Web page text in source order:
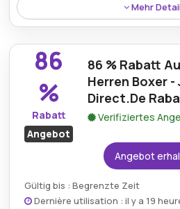
Mehr
Mit einem speziellen
erhalten Sie einen
€ auf stylische Jeans.
86
%
Rabatt
Angebot
86 % Rabatt
Herren Boxer -
Direct.De
Verifiziertes
Angebot
Gültig bis : Begrenzte Zeit
Dernière utilisation : il y a 19